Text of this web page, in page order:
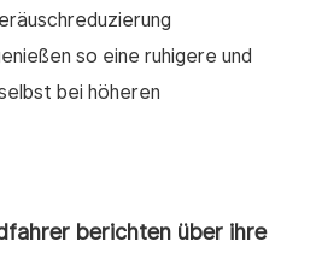
so eine ruhigere und
bei höheren
berichten über ihre